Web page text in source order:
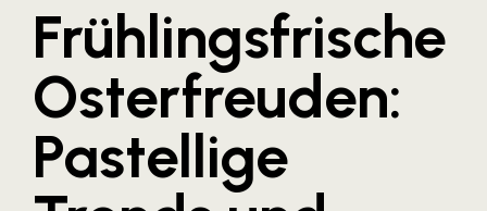
Meldungen
AKTUELLES
ACO
ALEX Krems
Frühlingsfrische
Osterfreuden:
Pastellige